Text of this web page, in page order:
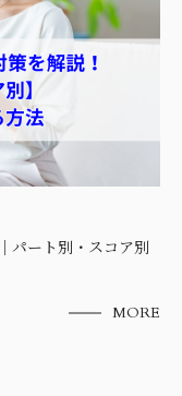
パート別・スコア別
MORE